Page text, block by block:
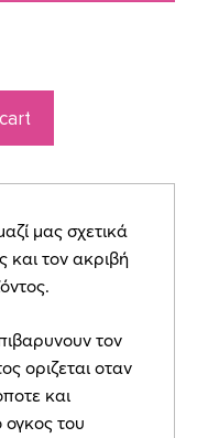
μας σχετικά
και τον ακριβή
τον
οριζεται οταν
και
ογκος του